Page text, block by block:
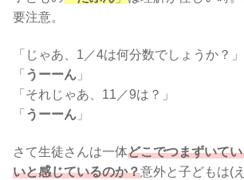
要注意。
「じゃあ、1／4は何分数でしょうか？」
「 うーーん 」
「それじゃあ、11／9は？」
「 うーーん 」
さて生徒さんは一体どこでつまずいて
いと感じているのか？意外と子どもは(